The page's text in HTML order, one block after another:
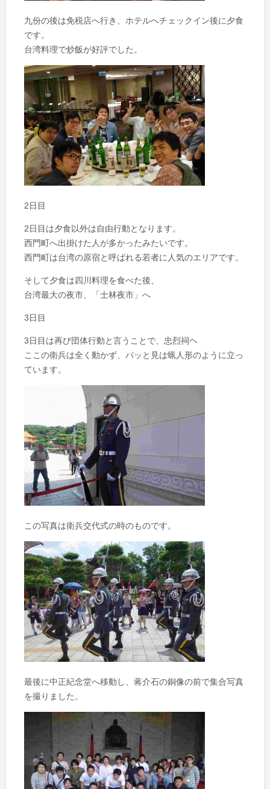
九份の後は免税店へ行き、ホテルへチェックイン後に夕食
です。
台湾料理で炒飯が好評でした。
2日目
2日目は夕食以外は自由行動となります。
西門町へ出掛けた人が多かったみたいです。
西門町は台湾の原宿と呼ばれる若者に人気のエリアです。
そして夕食は四川料理を食べた後、
台湾最大の夜市、「士林夜市」へ
3日目
3日目は再び団体行動と言うことで、忠烈祠ヘ
ここの衛兵は全く動かず、パッと見は蝋人形のように立っ
ています。
この写真は衛兵交代式の時のものです。
最後に中正紀念堂へ移動し、蒋介石の銅像の前で集合写真
を撮りました。